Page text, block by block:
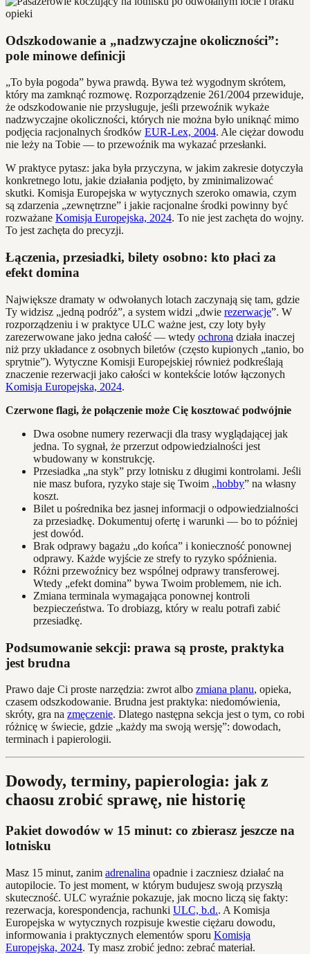
Odszkodowanie a „nadzwyczajne okoliczności”:
pole minowe definicji
„To była pogoda” bywa prawdą. Bywa też wygodnym skrótem,
który ma zamknąć rozmowę. Rozporządzenie 261/2004 przewiduje,
że odszkodowanie nie przysługuje, jeśli przewoźnik wykaże
nadzwyczajne okoliczności, których nie można było uniknąć mimo
podjęcia racjonalnych środków EUR-Lex, 2004. Ale ciężar dowodu
nie leży na Tobie — to przewoźnik ma wykazać przesłanki.
W praktyce pytasz: jaka była przyczyna, w jakim zakresie dotyczyła
konkretnego lotu, jakie działania podjęto, by zminimalizować
skutki. Komisja Europejska w wytycznych szeroko omawia, czym
są zdarzenia „zewnętrzne” i jakie racjonalne środki powinny być
rozważane Komisja Europejska, 2024. To nie jest zachęta do wojny.
To jest zachęta do precyzji.
Łączenia, przesiadki, bilety osobno: kto płaci za
efekt domina
Największe dramaty w odwołanych lotach zaczynają się tam, gdzie
Ty widzisz „jedną podróż”, a system widzi „dwie rezerwacje”. W
rozporządzeniu i w praktyce ULC ważne jest, czy loty były
zarezerwowane jako jedna całość — wtedy ochrona działa inaczej
niż przy układance z osobnych biletów (często kupionych „tanio, bo
sprytnie”). Wytyczne Komisji Europejskiej również podkreślają
znaczenie rezerwacji jako całości w kontekście lotów łączonych
Komisja Europejska, 2024.
Czerwone flagi, że połączenie może Cię kosztować podwójnie
Dwa osobne numery rezerwacji dla trasy wyglądającej jak
jedna. To sygnał, że przerzut odpowiedzialności jest
wbudowany w konstrukcję.
Przesiadka „na styk” przy lotnisku z długimi kontrolami. Jeśli
nie masz bufora, ryzyko staje się Twoim „hobby” na własny
koszt.
Bilet u pośrednika bez jasnej informacji o odpowiedzialności
za przesiadkę. Dokumentuj ofertę i warunki — bo to później
jest dowód.
Brak odprawy bagażu „do końca” i konieczność ponownej
odprawy. Każde wyjście ze strefy to ryzyko spóźnienia.
Różni przewoźnicy bez wspólnej odprawy transferowej.
Wtedy „efekt domina” bywa Twoim problemem, nie ich.
Zmiana terminala wymagająca ponownej kontroli
bezpieczeństwa. To drobiazg, który w realu potrafi zabić
przesiadkę.
Podsumowanie sekcji: prawa są proste, praktyka
jest brudna
Prawo daje Ci proste narzędzia: zwrot albo zmiana planu, opieka,
czasem odszkodowanie. Brudna jest praktyka: niedomówienia,
skróty, gra na zmęczenie. Dlatego następna sekcja jest o tym, co robi
różnicę w świecie, gdzie „każdy ma swoją wersję”: dowodach,
terminach i papierologii.
Dowody, terminy, papierologia: jak z
chaosu zrobić sprawę, nie historię
Pakiet dowodów w 15 minut: co zbierasz jeszcze na
lotnisku
Masz 15 minut, zanim adrenalina opadnie i zaczniesz działać na
autopilocie. To jest moment, w którym budujesz swoją przyszłą
skuteczność. ULC wyraźnie pokazuje, jak mocno liczą się fakty:
rezerwacja, korespondencja, rachunki ULC, b.d.. A Komisja
Europejska w wytycznych rozpisuje kwestie ciężaru dowodu,
informowania i praktycznych elementów sporu Komisja
Europejska, 2024. Ty masz zrobić jedno: zebrać materiał.